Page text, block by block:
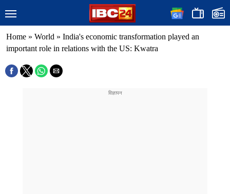
Home » World » India's economic transformation played an
important role in relations with the US: Kwatra